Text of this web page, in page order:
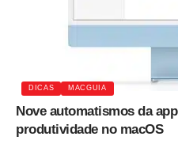
DICAS MACGUIA
Nove automatismos da
produtividade no macOS